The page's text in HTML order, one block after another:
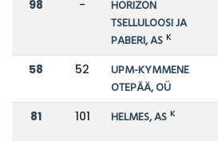
98 -
HORIZON
TSELLULOOSI JA
PABERI, AS K
58 52
UPM-KYMMENE
OTEPÄÄ, OÜ
81 101 HELMES, AS K